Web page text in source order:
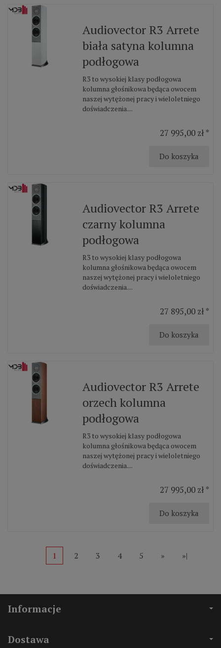
Audiovector R3 Arrete
biała satyna kolumna
podłogowa
R3 to wysokiej klasy podłogowa
kolumna głośnikowa będąca owocem
naszej wytężonej pracy i wieloletniego
doświadczenia....
27 995,00 zł *
Do koszyka
Audiovector R3 Arrete
czarny kolumna
podłogowa
R3 to wysokiej klasy podłogowa
kolumna głośnikowa będąca owocem
naszej wytężonej pracy i wieloletniego
doświadczenia....
27 895,00 zł *
Do koszyka
Audiovector R3 Arrete
orzech kolumna
podłogowa
R3 to wysokiej klasy podłogowa
kolumna głośnikowa będąca owocem
naszej wytężonej pracy i wieloletniego
doświadczenia....
27 995,00 zł *
Do koszyka
1 2 3 4 5 » »|
Informacje
Dostawa